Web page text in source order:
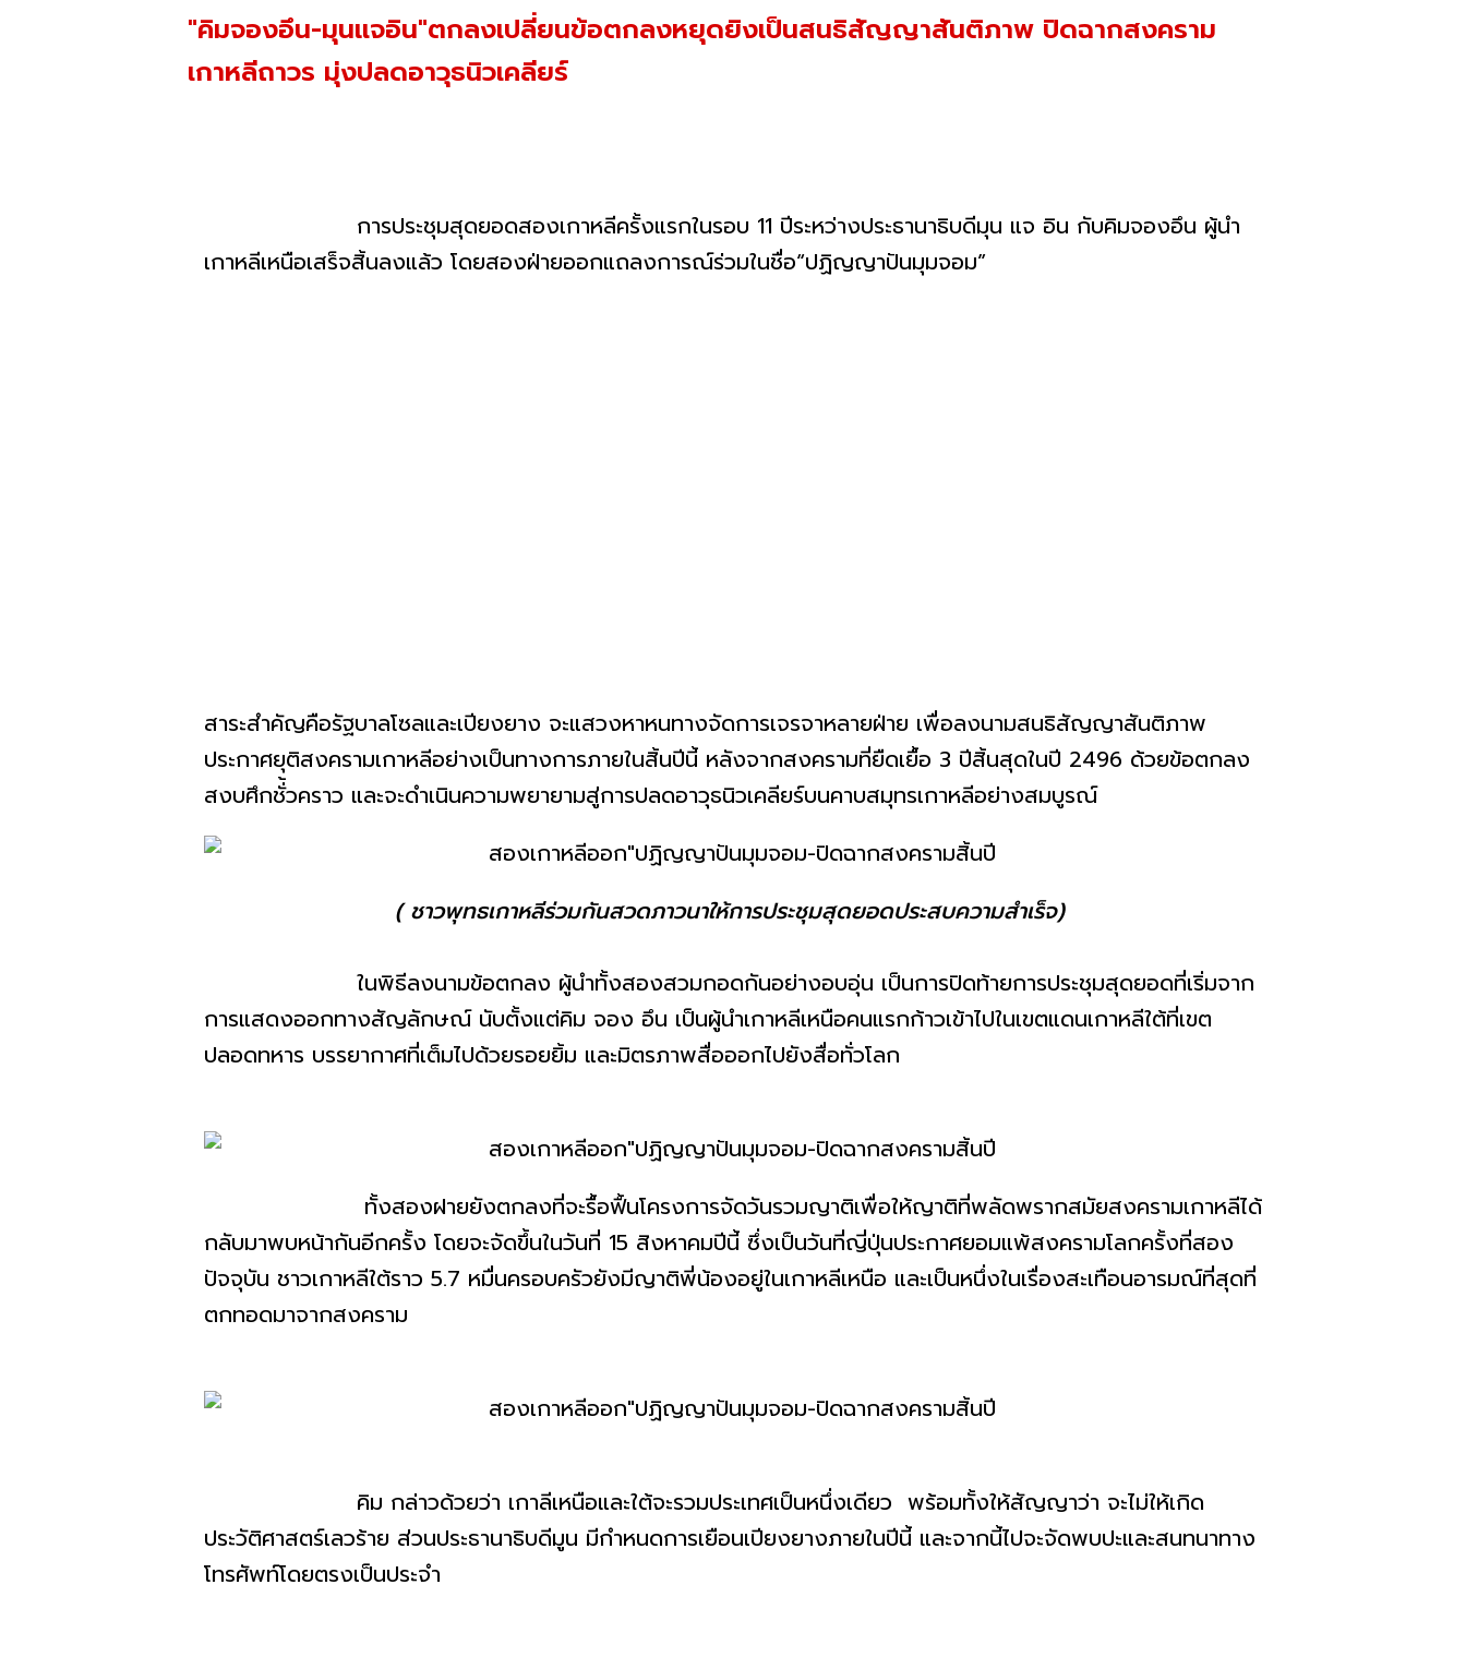
"คิมจองอึน-มุนแจอิน"ตกลงเปลี่ยนข้อตกลงหยุดยิงเป็นสนธิสัญญาสันติภาพ ปิดฉากสงคราม
เกาหลีถาวร มุ่งปลดอาวุธนิวเคลียร์
การประชุมสุดยอดสองเกาหลีครั้งแรกในรอบ 11 ปีระหว่างประธานาธิบดีมุน แจ อิน กับคิมจองอึน ผู้นำ
เกาหลีเหนือเสร็จสิ้นลงแล้ว โดยสองฝ่ายออกแถลงการณ์ร่วมในชื่อ“ปฏิญญาปันมุมจอม”
สาระสำคัญคือรัฐบาลโซลและเปียงยาง จะแสวงหาหนทางจัดการเจรจาหลายฝ่าย เพื่อลงนามสนธิสัญญาสันติภาพ
ประกาศยุติสงครามเกาหลีอย่างเป็นทางการภายในสิ้นปีนี้ หลังจากสงครามที่ยืดเยื้อ 3 ปีสิ้นสุดในปี 2496 ด้วยข้อตกลง
สงบศึกชั่้วคราว และจะดำเนินความพยายามสู่การปลดอาวุธนิวเคลียร์บนคาบสมุทรเกาหลีอย่างสมบูรณ์
( ชาวพุทธเกาหลีร่วมกันสวดภาวนาให้การประชุมสุดยอดประสบความสำเร็จ)
ในพิธีลงนามข้อตกลง ผู้นำทั้งสองสวมกอดกันอย่างอบอุ่น เป็นการปิดท้ายการประชุมสุดยอดที่เริ่มจาก
การแสดงออกทางสัญลักษณ์ นับตั้งแต่คิม จอง อึน เป็นผู้นำเกาหลีเหนือคนแรกก้าวเข้าไปในเขตแดนเกาหลีใต้ที่เขต
ปลอดทหาร บรรยากาศที่เต็มไปด้วยรอยยิ้ม และมิตรภาพสื่อออกไปยังสื่อทั่วโลก
ทั้งสองฝายยังตกลงที่จะรื้อฟื้นโครงการจัดวันรวมญาติเพื่อให้ญาติที่พลัดพรากสมัยสงครามเกาหลีได้
กลับมาพบหน้ากันอีกครั้ง โดยจะจัดขึ้นในวันที่ 15 สิงหาคมปีนี้ ซึ่งเป็นวันที่ญี่ปุ่นประกาศยอมแพ้สงครามโลกครั้งที่สอง
ปัจจุบัน ชาวเกาหลีใต้ราว 5.7 หมื่นครอบครัวยังมีญาติพี่น้องอยู่ในเกาหลีเหนือ และเป็นหนึ่งในเรื่องสะเทือนอารมณ์ที่สุดที่
ตกทอดมาจากสงคราม
คิม กล่าวด้วยว่า เกาลีเหนือและใต้จะรวมประเทศเป็นหนึ่งเดียว พร้อมทั้งให้สัญญาว่า จะไม่ให้เกิด
ประวัติศาสตร์เลวร้าย ส่วนประธานาธิบดีมูน มีกำหนดการเยือนเปียงยางภายในปีนี้ และจากนี้ไปจะจัดพบปะและสนทนาทาง
โทรศัพท์โดยตรงเป็นประจำ